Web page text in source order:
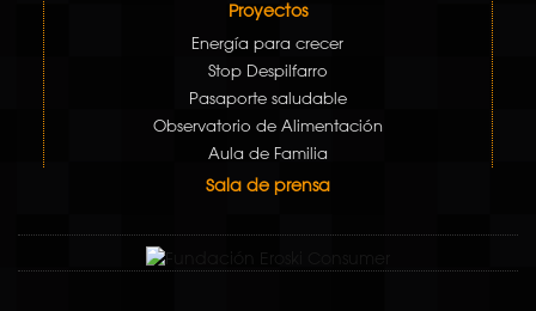
Proyectos
Energía para crecer
Stop Despilfarro
Pasaporte saludable
Observatorio de Alimentación
Aula de Familia
Sala de prensa